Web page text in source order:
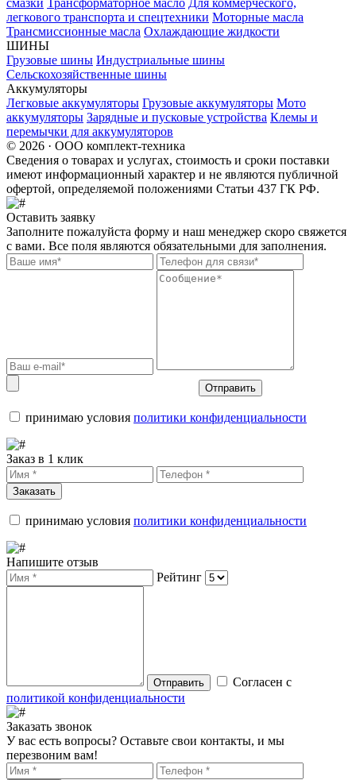
легкового транспорта и спецтехники Моторные масла
Трансмиссионные масла Охлаждающие жидкости
ШИНЫ
Грузовые шины Индустриальные шины
Сельскохозяйственные шины
Аккумуляторы
Легковые аккумуляторы Грузовые аккумуляторы Мото
аккумуляторы Зарядные и пусковые устройства Клемы и
перемычки для аккумуляторов
© 2026 · ООО комплект-техника
Сведения о товарах и услугах, стоимость и сроки поставки
имеют информационный характер и не являются публичной
офертой, определяемой положениями Статьи 437 ГК РФ.
Оставить заявку
Заполните пожалуйста форму и наш менеджер скоро свяжется
с вами. Все поля являются обязательными для заполнения.
Отправить
принимаю условия политики конфиденциальности
Заказ в 1 клик
Заказать
принимаю условия политики конфиденциальности
Напишите отзыв
Рейтинг
Отправить
Согласен с
политикой конфиденциальности
Заказать звонок
У вас есть вопросы? Оставьте свои контакты, и мы
перезвоним вам!